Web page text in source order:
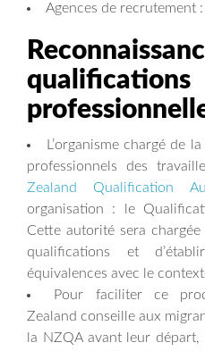
Agences de recrutement
qualifications
L’organisme chargé de
professionnels des
Zealand Qualification
organisation : le
Cette autorité sera
qualifications et
équivalences avec le
Pour faciliter ce
Zealand conseille aux
la NZQA avant leur départ,